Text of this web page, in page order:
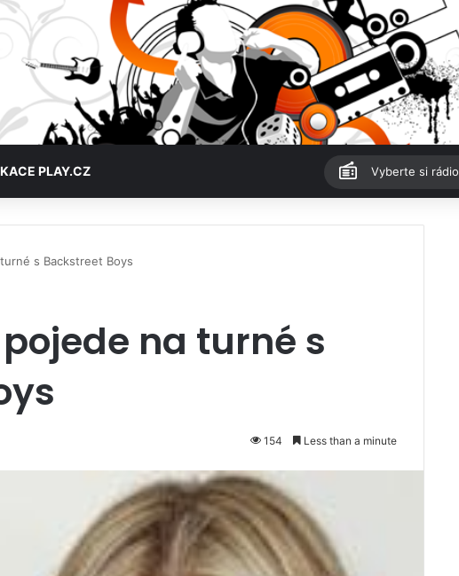
PLAY.CZ Vyberte si rádio
s Backstreet Boys
na turné s
154 Less than a minute